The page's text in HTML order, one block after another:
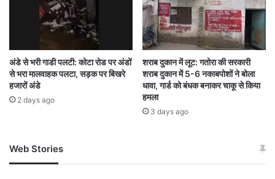
financial demand illegal extortion
police misconduct SP Rajnesh Singh
Taktapur threat wife complaint
अंडे से भरी गाडी पलटी: कोटा रोड पर अंडों
से भरा मालवाहक पलटा, सड़क पर बिखरे
हजारों अंडे
2 days ago
शराब दुकान में लूट: गतोरा की सरकारी
शराब दुकान में 5-6 नकाबपोशों ने बोला
धावा, गार्ड को बंधक बनाकर चाकू से किया
हमला
3 days ago
Web Stories
जम्मू-कश्मीर में बारिश से
अपडेट
खाई में धक्का… आरोपियों ने